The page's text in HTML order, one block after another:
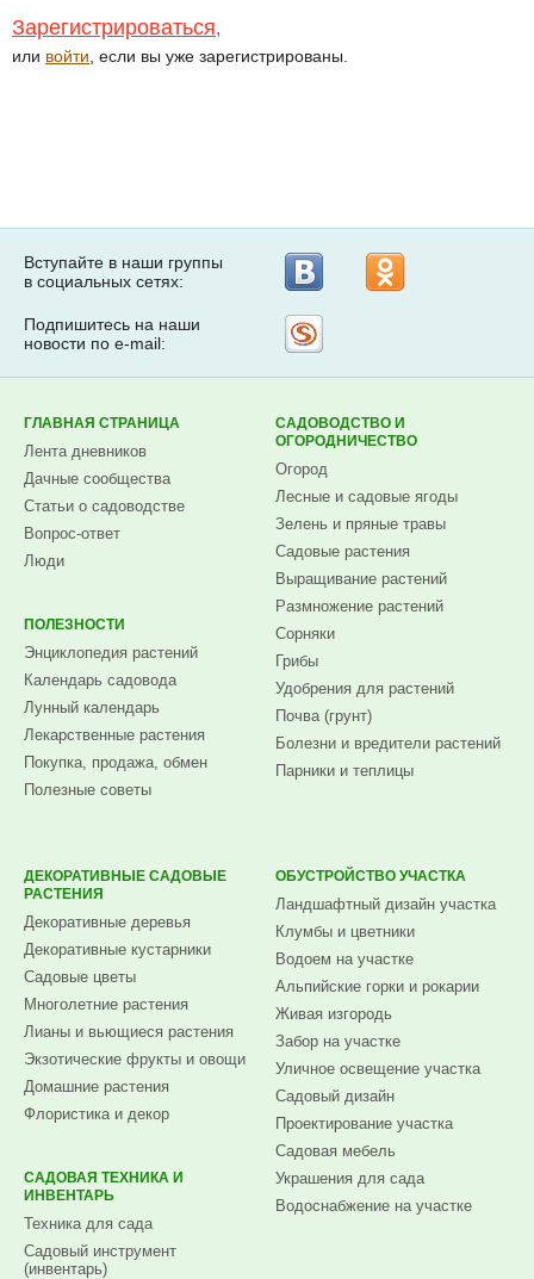
Зарегистрироваться,
или войти, если вы уже зарегистрированы.
Вступайте в наши группы
в социальных сетях:
Подпишитесь на наши
новости по e-mail:
ГЛАВНАЯ СТРАНИЦА
Лента дневников
Дачные сообщества
Статьи о садоводстве
Вопрос-ответ
Люди
ПОЛЕЗНОСТИ
Энциклопедия растений
Календарь садовода
Лунный календарь
Лекарственные растения
Покупка, продажа, обмен
Полезные советы
САДОВОДСТВО И
ОГОРОДНИЧЕСТВО
Огород
Лесные и садовые ягоды
Зелень и пряные травы
Садовые растения
Выращивание растений
Размножение растений
Сорняки
Грибы
Удобрения для растений
Почва (грунт)
Болезни и вредители растений
Парники и теплицы
ДЕКОРАТИВНЫЕ САДОВЫЕ
РАСТЕНИЯ
Декоративные деревья
Декоративные кустарники
Садовые цветы
Многолетние растения
Лианы и вьющиеся растения
Экзотические фрукты и овощи
Домашние растения
Флористика и декор
САДОВАЯ ТЕХНИКА И
ИНВЕНТАРЬ
Техника для сада
Садовый инструмент
(инвентарь)
ОБУСТРОЙСТВО УЧАСТКА
Ландшафтный дизайн участка
Клумбы и цветники
Водоем на участке
Альпийские горки и рокарии
Живая изгородь
Забор на участке
Уличное освещение участка
Садовый дизайн
Проектирование участка
Садовая мебель
Украшения для сада
Водоснабжение на участке